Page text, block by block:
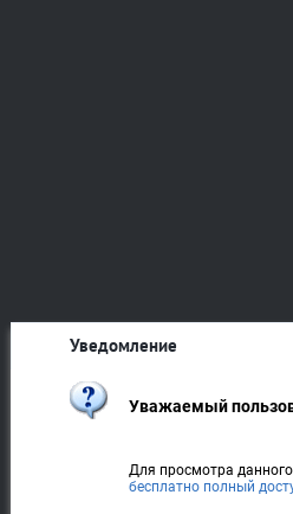
Уведомление
Уважаемый
Для просмотра
бесплатно полный